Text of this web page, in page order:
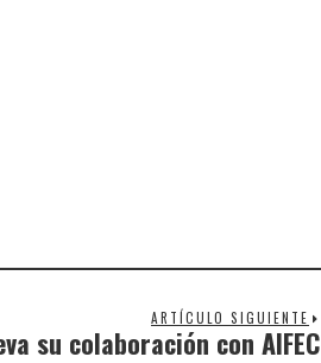
ARTÍCULO SIGUIENTE
su colaboración con AIFEC